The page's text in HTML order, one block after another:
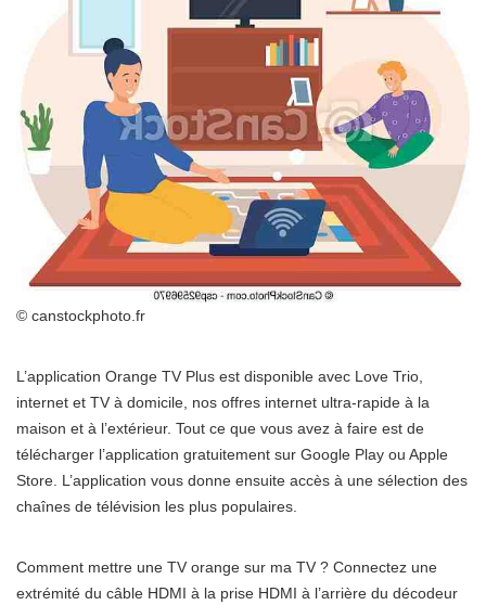
© canstockphoto.fr
L’application Orange TV Plus est disponible avec Love Trio,
internet et TV à domicile, nos offres internet ultra-rapide à la
maison et à l’extérieur. Tout ce que vous avez à faire est de
télécharger l’application gratuitement sur Google Play ou Apple
Store. L’application vous donne ensuite accès à une sélection des
chaînes de télévision les plus populaires.
Comment mettre une TV orange sur ma TV ? Connectez une
extrémité du câble HDMI à la prise HDMI à l’arrière du décodeur